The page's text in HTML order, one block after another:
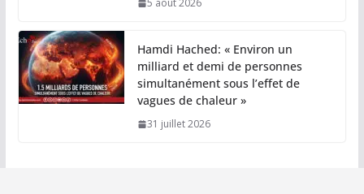
5 août 2026
Hamdi Hached: « Environ un
milliard et demi de personnes
simultanément sous l’effet de
vagues de chaleur »
31 juillet 2026